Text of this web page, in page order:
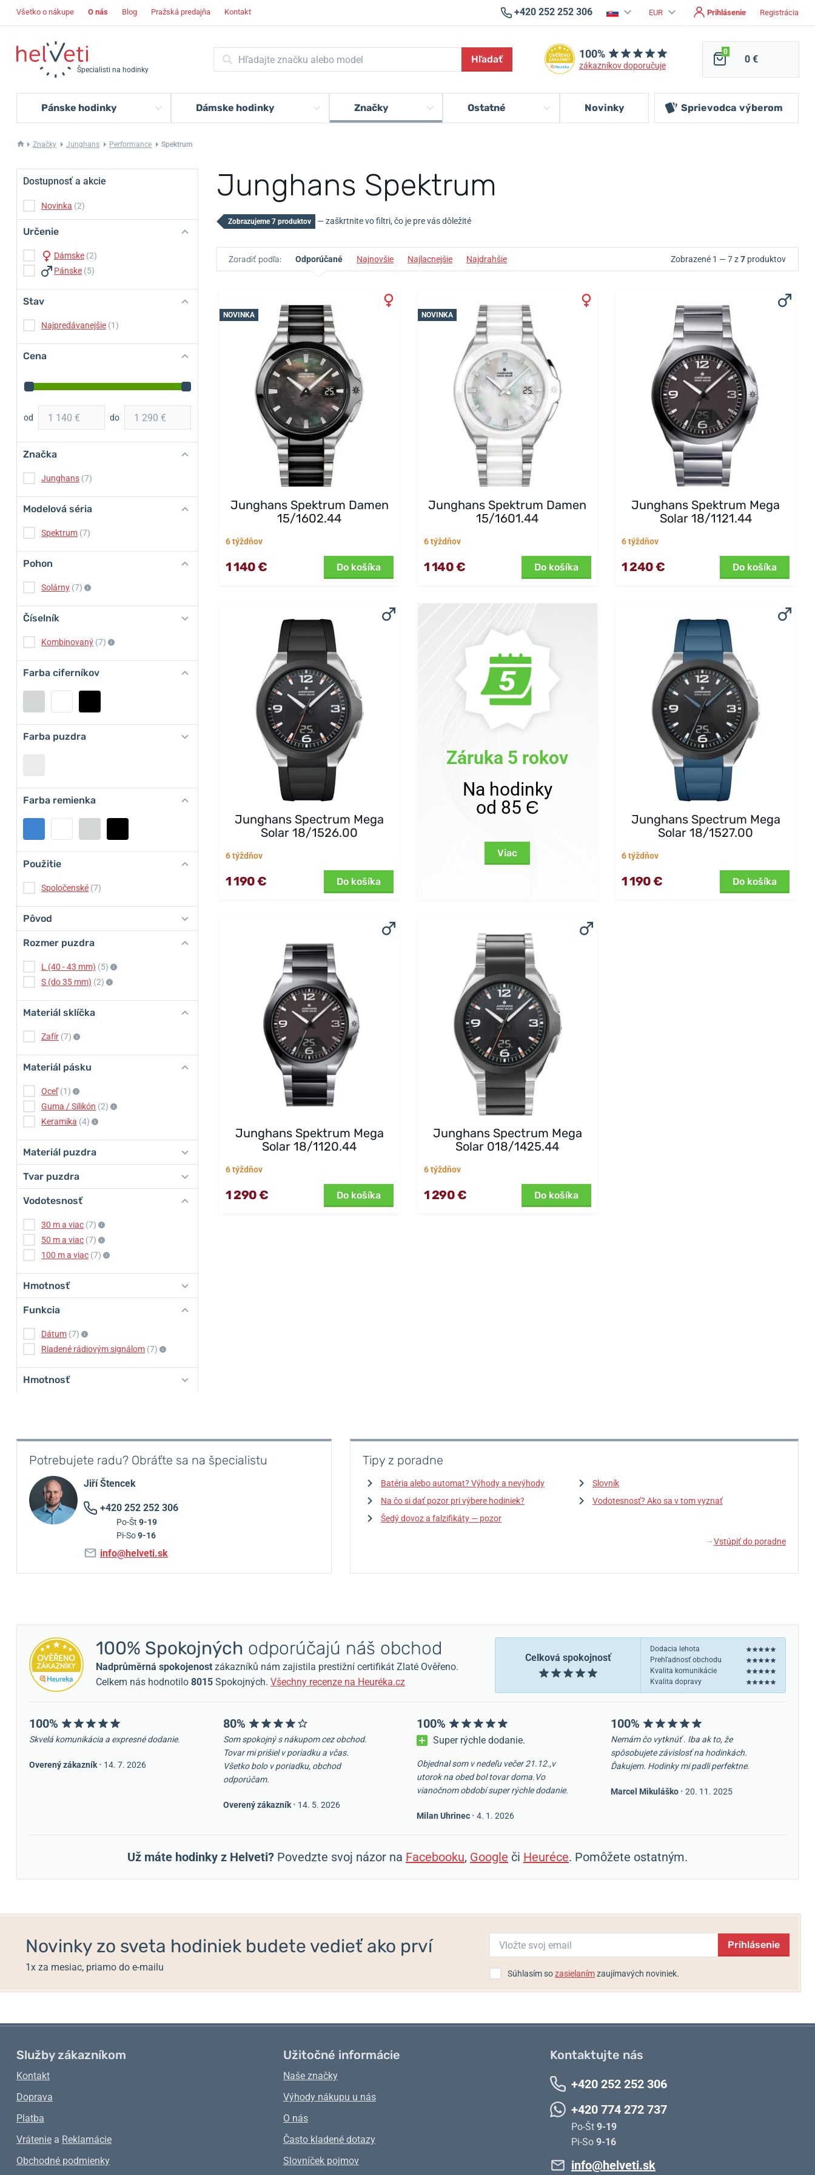
Všetko o nákupe O nás Blog Pražská predajňa Kontakt +420 252 252 306 EUR Prihlásenie Registrácia
Špecialisti na hodinky
Hľadať 100%
zákazníkov doporučuje
0
0 €
Pánske hodinky Dámske hodinky Značky Ostatné Novinky Sprievodca výberom
Značky Junghans Performance Spektrum
Junghans Spektrum
Dostupnosť a akcie
Novinka (2)
Určenie
Dámske (2)
Pánske (5)
Stav
Najpredávanejšie (1)
Cena
od do
Značka
Junghans (7)
Modelová séria
Spektrum (7)
Pohon
Solárny (7)
Číselník
Kombinovaný (7)
Farba ciferníkov
Farba puzdra
Farba remienka
Použitie
Spoločenské (7)
Pôvod
Rozmer puzdra
L (40 - 43 mm) (5)
S (do 35 mm) (2)
Materiál sklíčka
Zafír (7)
Materiál pásku
Oceľ (1)
Guma / Silikón (2)
Keramika (4)
Materiál puzdra
Tvar puzdra
Vodotesnosť
30 m a viac (7)
50 m a viac (7)
100 m a viac (7)
Hmotnosť
Funkcia
Dátum (7)
Riadené rádiovým signálom (7)
Hmotnosť
Zobrazujeme 7 produktov — zaškrtnite vo filtri, čo je pre vás dôležité
Zoradiť podľa: Odporúčané Najnovšie Najlacnejšie Najdrahšie Zobrazené 1 — 7 z7 produktov
NOVINKA
Junghans Spektrum Damen
15/1602.44
6 týždňov
1 140 € Do košíka
NOVINKA
Junghans Spektrum Damen
15/1601.44
6 týždňov
1 140 € Do košíka
Junghans Spektrum Mega
Solar 18/1121.44
6 týždňov
1 240 € Do košíka
Junghans Spectrum Mega
Solar 18/1526.00
6 týždňov
1 190 € Do košíka
Záruka 5 rokov
Na hodinky
od 85 Є
Viac
Junghans Spectrum Mega
Solar 18/1527.00
6 týždňov
1 190 € Do košíka
Junghans Spektrum Mega
Solar 18/1120.44
6 týždňov
1 290 € Do košíka
Junghans Spectrum Mega
Solar 018/1425.44
6 týždňov
1 290 € Do košíka
Potrebujete radu? Obráťte sa na špecialistu
Jiří Štencek
+420 252 252 306
Po-Št 9-19
Pi-So9-16
info@helveti.sk
Tipy z poradne
Batéria alebo automat? Výhody a nevýhody
Slovník
Na čo si dať pozor pri výbere hodiniek?
Vodotesnosť? Ako sa v tom vyznať
Šedý dovoz a falzifikáty — pozor
↓ Vstúpiť do poradne
Celková spokojnosť
Dodacia lehota
Prehľadnosť obchodu
Kvalita komunikácie
Kvalita dopravy
100% Spokojných odporúčajú náš obchod
Nadprůměrná spokojenost zákazníků nám zajistila prestižní certifikát Zlaté Ověřeno.
Celkem nás hodnotilo 8015 Spokojných. Všechny recenze na Heuréka.cz
100%
Skvelá komunikácia a expresné dodanie.
Overený zákazník • 14. 7. 2026
80%
Som spokojný s nákupom cez obchod.
Tovar mi prišiel v poriadku a včas.
Všetko bolo v poriadku, obchod
odporúčam.
Overený zákazník • 14. 5. 2026
100%
Super rýchle dodanie.
Objednal som v nedeľu večer 21.12.,v
utorok na obed bol tovar doma.Vo
vianočnom období super rýchle dodanie.
Milan Uhrinec • 4. 1. 2026
100%
Nemám čo vytknúť . Iba ak to, že
spôsobujete závislosť na hodinkách.
Ďakujem. Hodinky mi padli perfektne.
Marcel Mikuláško • 20. 11. 2025
Už máte hodinky z Helveti? Povedzte svoj názor na Facebooku, Google či Heuréce. Pomôžete ostatným.
Novinky zo sveta hodiniek budete vedieť ako prví
1x za mesiac, priamo do e-mailu
Prihlásenie
Súhlasím sozasielanímzaujímavých noviniek.
Služby zákazníkom
Kontakt
Doprava
Platba
Vrátenie a Reklamácie
Obchodné podmienky
Užitočné informácie
Naše značky
Výhody nákupu u nás
O nás
Často kladené dotazy
Slovníček pojmov
Kontaktujte nás
+420 252 252 306
+420 774 272 737
Po-Št 9-19
Pi-So 9-16
info@helveti.sk